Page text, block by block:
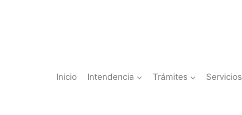
Inicio Intendencia Trámites Servicios